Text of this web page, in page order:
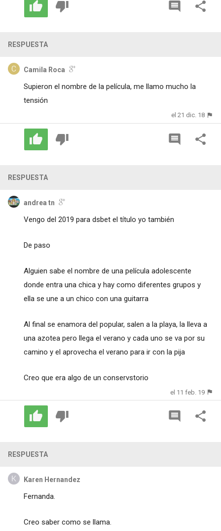
RESPUESTA
Camila Roca
Supieron el nombre de la película, me llamo mucho la
tensión
el 21 dic. 18
RESPUESTA
andrea tn
Vengo del 2019 para dsbet el título yo también
De paso
Alguien sabe el nombre de una película adolescente
donde entra una chica y hay como diferentes grupos y
ella se une a un chico con una guitarra
Al final se enamora del popular, salen a la playa, la lleva a
una azotea pero llega el verano y cada uno se va por su
camino y el aprovecha el verano para ir con la pija
Creo que era algo de un conservstorio
el 11 feb. 19
RESPUESTA
Karen Hernandez
Fernanda.
Creo saber como se llama.